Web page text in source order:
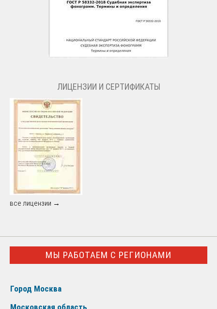
ЛИЦЕНЗИИ И СЕРТИФИКАТЫ
все лицензии →
МЫ РАБОТАЕМ С РЕГИОНАМИ
Город Москва
Московская область